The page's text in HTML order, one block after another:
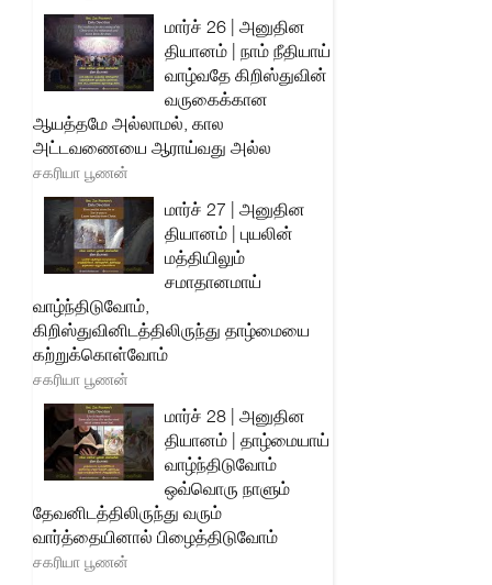
மார்ச் 26 | அனுதின
தியானம் | நாம் நீதியாய்
வாழ்வதே கிறிஸ்துவின்
வருகைக்கான
ஆயத்தமே அல்லாமல், கால
அட்டவணையை ஆராய்வது அல்ல
சகரியா பூணன்
மார்ச் 27 | அனுதின
தியானம் | புயலின்
மத்தியிலும்
சமாதானமாய்
வாழ்ந்திடுவோம்,
கிறிஸ்துவினிடத்திலிருந்து தாழ்மையை
கற்றுக்கொள்வோம்
சகரியா பூணன்
மார்ச் 28 | அனுதின
தியானம் | தாழ்மையாய்
வாழ்ந்திடுவோம்
ஒவ்வொரு நாளும்
தேவனிடத்திலிருந்து வரும்
வார்த்தையினால் பிழைத்திடுவோம்
சகரியா பூணன்